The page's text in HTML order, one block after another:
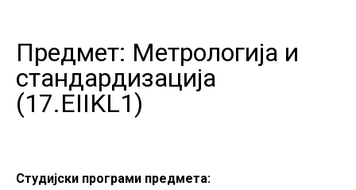
Предмет: Метрологија и
стандардизација
(17.EIIKL1)
Студијски програми предмета: